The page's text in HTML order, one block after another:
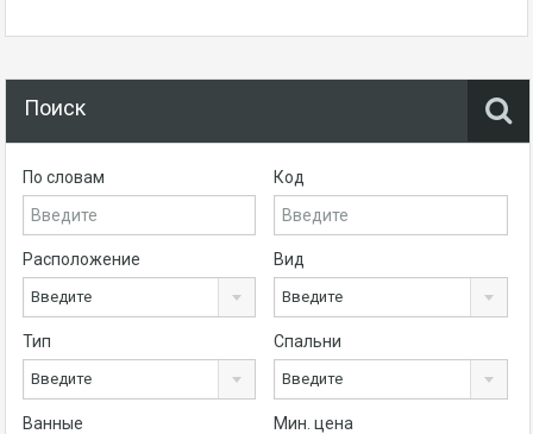
Поиск
По словам Код
Расположение
Введите
Вид
Введите
Тип
Введите
Спальни
Введите
Ванные Мин. цена